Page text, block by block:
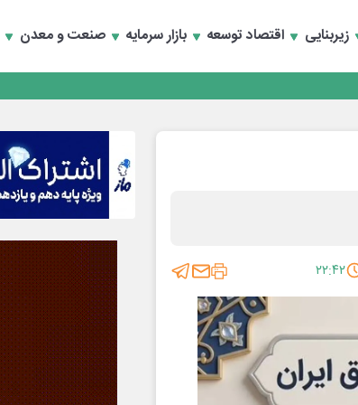
زیربنایی اقتصاد توسعه بازار سرمایه صنعت و معدن
۲۲:۴۲